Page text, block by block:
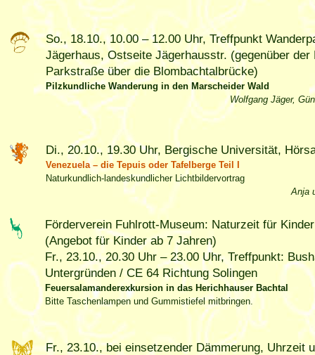
So., 18.10., 10.00 – 12.00 Uhr, Treffpunkt
Jägerhaus, Ostseite Jägerhausstr. (gegenüber der
Parkstraße über die Blombachtalbrücke)
Pilzkundliche Wanderung in den Marscheider Wald
Wolfgang Jäger,
Di., 20.10., 19.30 Uhr, Bergische Universität,
Venezuela – die Tepuis oder Tafelberge Teil I
Naturkundlich-landeskundlicher Lichtbildervortrag
Anja
Förderverein Fuhlrott-Museum: Naturzeit für
(Angebot für Kinder ab 7 Jahren)
Fr., 23.10., 20.30 Uhr – 23.00 Uhr, Treffpunkt:
Untergründen / CE 64 Richtung Solingen
Feuersalamanderexkursion in das Herichhauser Bachtal
Bitte Taschenlampen und Gummistiefel mitbringen.
Fr., 23.10., bei einsetzender Dämmerung, Uhrzeit